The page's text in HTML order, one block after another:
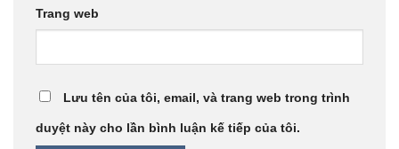
Trang web
Lưu tên của tôi, email, và trang web trong trình
duyệt này cho lần bình luận kế tiếp của tôi.